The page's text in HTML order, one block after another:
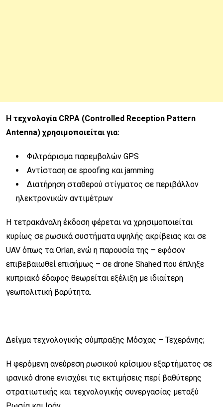
Η τεχνολογία CRPA (Controlled Reception Pattern
Antenna) χρησιμοποιείται για:
Φιλτράρισμα παρεμβολών GPS
Αντίσταση σε spoofing και jamming
Διατήρηση σταθερού στίγματος σε περιβάλλον
ηλεκτρονικών αντιμέτρων
Η τετρακάναλη έκδοση φέρεται να χρησιμοποιείται
κυρίως σε ρωσικά συστήματα υψηλής ακρίβειας και σε
UAV όπως τα Orlan, ενώ η παρουσία της – εφόσον
επιβεβαιωθεί επισήμως – σε drone Shahed που έπληξε
κυπριακό έδαφος θεωρείται εξέλιξη με ιδιαίτερη
γεωπολιτική βαρύτητα.
Δείγμα τεχνολογικής σύμπραξης Μόσχας – Τεχεράνης;
Η φερόμενη ανεύρεση ρωσικού κρίσιμου εξαρτήματος σε
ιρανικό drone ενισχύει τις εκτιμήσεις περί βαθύτερης
στρατιωτικής και τεχνολογικής συνεργασίας μεταξύ